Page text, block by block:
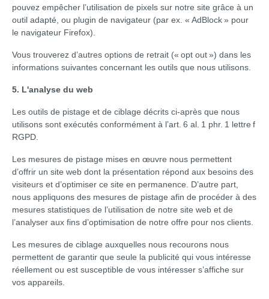
pouvez empêcher l’utilisation de pixels sur notre site grâce à un
outil adapté, ou plugin de navigateur (par ex. « AdBlock » pour
le navigateur Firefox).
Vous trouverez d’autres options de retrait (« opt out ») dans les
informations suivantes concernant les outils que nous utilisons.
5. L'analyse du web
Les outils de pistage et de ciblage décrits ci-après que nous
utilisons sont exécutés conformément à l’art. 6 al. 1 phr. 1 lettre f
RGPD.
Les mesures de pistage mises en œuvre nous permettent
d’offrir un site web dont la présentation répond aux besoins des
visiteurs et d’optimiser ce site en permanence. D’autre part,
nous appliquons des mesures de pistage afin de procéder à des
mesures statistiques de l’utilisation de notre site web et de
l’analyser aux fins d’optimisation de notre offre pour nos clients.
Les mesures de ciblage auxquelles nous recourons nous
permettent de garantir que seule la publicité qui vous intéresse
réellement ou est susceptible de vous intéresser s’affiche sur
vos appareils.